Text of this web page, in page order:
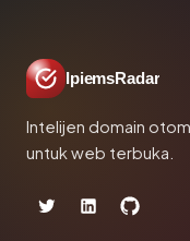
IpiemsRadar
Intelijen domain
untuk web terbuka.